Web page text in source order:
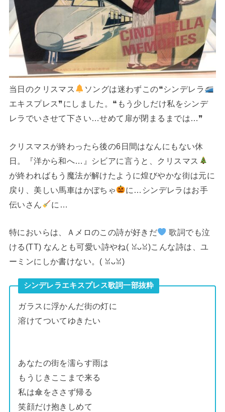
当日のクリスマス
ソングは迷わずこの❝シンデレラ
エキスプレス❞にしました。❝もう少しだけ私をシンデ
レラでいさせて下さい…せめて扉が閉まるまでは…❞
クリスマスが終わったら後の6日間はなんにもない休
日。『洋から和へ…』シビアに言うと、クリスマス
が終わればもう魔法が解けたように煌びやかな街は元に
戻り、美しい馬車はかぼちゃ
に…シンデレラはお手
伝いさん
に…
特においらは、Ａメロのこの詩が好きだ
歌詞でも泣
ける(TT) なんとも可愛い詩やね(⁠ ⁠ꈍ⁠ᴗ⁠ꈍ⁠)こんな詩は、ユ
ーミンにしか書けない。(⁠ ⁠ꈍ⁠ᴗ⁠ꈍ⁠)
シンデレラエキスプレス歌詞一部抜粋
ガラスに浮かんだ街の灯に
溶けてついてゆきたい
あなたの街を濡らす雨は
もうじきここまで来る
私は傘をささず帰る
笑顔だけ抱きしめて